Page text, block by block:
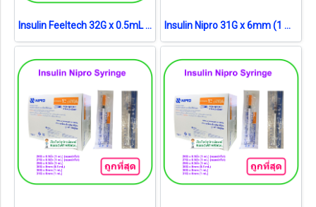
Insulin Feeltech 32G x 0.5mL (ยกกล่อง) Insulin Nipro 31G x 6mm (1 mL) (ยกกล่อง)